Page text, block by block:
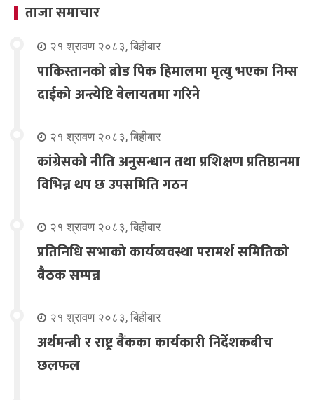
ताजा समाचार
२१ श्रावण २०८३, बिहीबार
पाकिस्तानको ब्रोड पिक हिमालमा मृत्यु भएका निम्स
दाईको अन्त्येष्टि बेलायतमा गरिने
२१ श्रावण २०८३, बिहीबार
कांग्रेसको नीति अनुसन्धान तथा प्रशिक्षण प्रतिष्ठानमा
विभिन्न थप छ उपसमिति गठन
२१ श्रावण २०८३, बिहीबार
प्रतिनिधि सभाको कार्यव्यवस्था परामर्श समितिको
बैठक सम्पन्न
२१ श्रावण २०८३, बिहीबार
अर्थमन्त्री र राष्ट्र बैंकका कार्यकारी निर्देशकबीच
छलफल